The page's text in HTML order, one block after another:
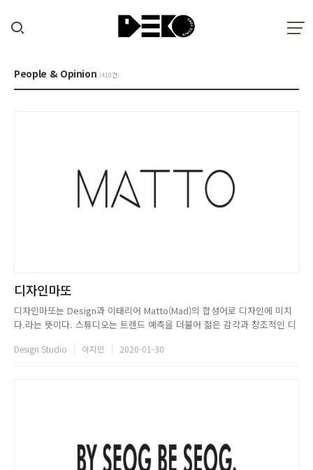
People & Opinion (410건)
디자인마또
디자인마또는 Design과 이태리어 Matto(Mad)의 합성어로 디자인에 미치
다.라는 뜻이다. 스튜디오는 트렌드 예측을 더불어 젊은 감각과 창조적인 디
간의 새로운 로드맵을 제시한다. 단순한 마감재의 나열이 아닌 본질에 집중
Design Studio 이지민 2020-01-30